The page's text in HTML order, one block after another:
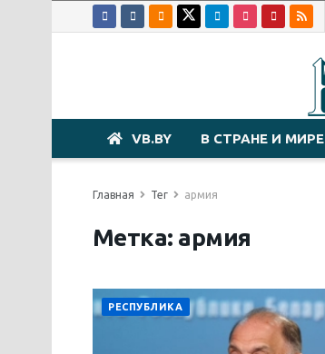
VB.BY В СТРАНЕ И МИРЕ
Главная Тег армия
Метка: армия
РЕСПУБЛИКА